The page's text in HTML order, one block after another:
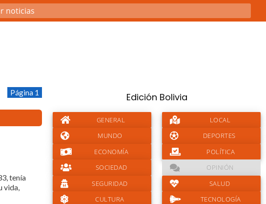
Página 1
tenía
vida,
Edición Bolivia
GENERAL
LOCAL
MUNDO
DEPORTES
ECONOMÍA
POLÍTICA
SOCIEDAD
OPINIÓN
SEGURIDAD
SALUD
CULTURA
TECNOLOGÍA